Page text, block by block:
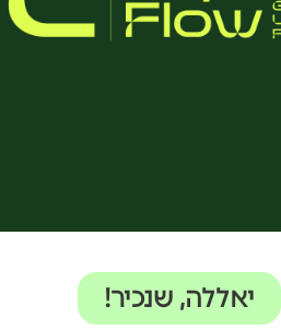
יאללה, שנכיר!